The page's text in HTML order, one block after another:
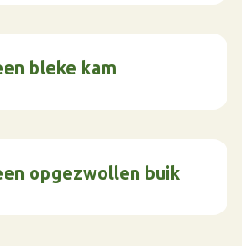
bleke kam
opgezwollen buik